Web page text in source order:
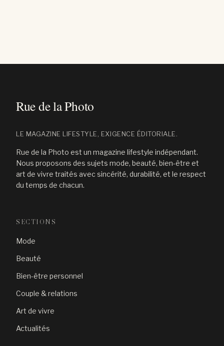
LE MAGAZINE LIFESTYLE, EXIGENCE ÉDITORIALE.
Rue de la Photo est un magazine lifestyle indépendant.
Nous proposons des sujets mode, beauté, bien-être et
art de vivre traités avec sincérité, durabilité, et le respect
du temps de chacun.
SECTIONS
Mode
Beauté
Bien-être personnel
Couple & relations
Art de vivre
Actualités